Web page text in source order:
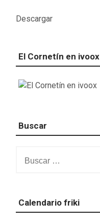
Descargar
El Cornetín en ivoox
Buscar
Calendario friki